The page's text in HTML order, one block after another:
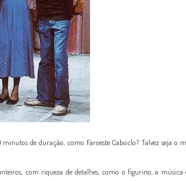
de duração, como Faroeste Caboclo? Talvez seja o
com riqueza de detalhes, como o figurino, a música